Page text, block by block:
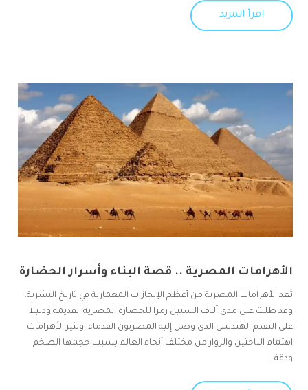
اقرأ المزيد
الأهرامات المصرية .. قصة البناء وأسرار الحضارة
تعد الأهرامات المصرية من أعظم الإنجازات المعمارية في تاريخ البشرية،
وقد ظلت على مدى آلاف السنين رمزا للحضارة المصرية القديمة ودليلا
على التقدم الهندسي الذي وصل إليه المصريون القدماء. وتثير الأهرامات
اهتمام الباحثين والزوار من مختلف أنحاء العالم بسبب حجمها الضخم
ودقة...